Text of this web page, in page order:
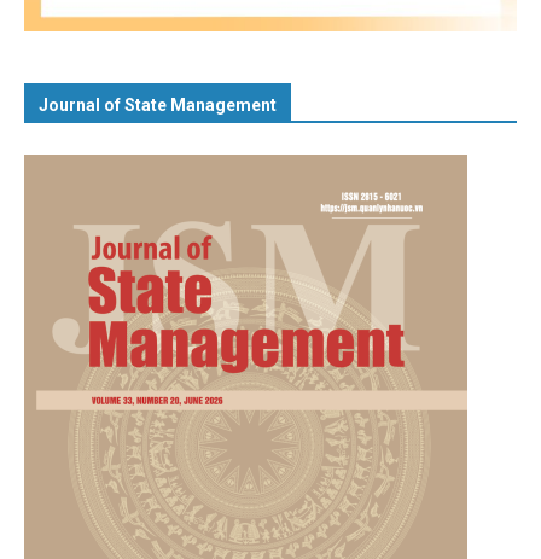
Journal of State Management